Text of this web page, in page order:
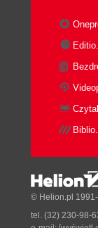
© Helion.pl
tel. (32) 230-98-